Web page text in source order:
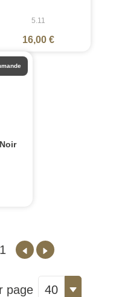
5.11
16,00 €
page 40